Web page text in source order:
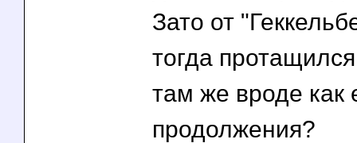
Зато от
тогда
там же вроде
продолжения?